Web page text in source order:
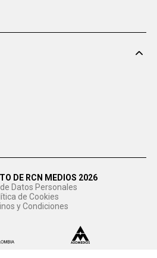
DE RCN MEDIOS 2026
Datos Personales
de Cookies
y Condiciones